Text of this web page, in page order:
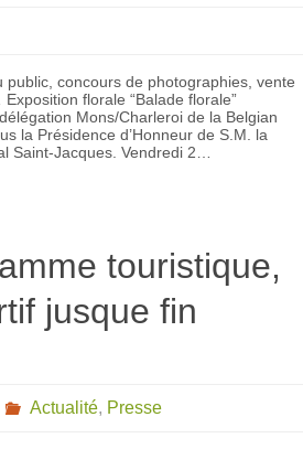
public, concours de photographies, vente
florale “Balade florale”
Mons/Charleroi de la Belgian
la Présidence d’Honneur de S.M. la
Saint-Jacques. Vendredi 2…
touristique,
jusque fin
Actualité, Presse